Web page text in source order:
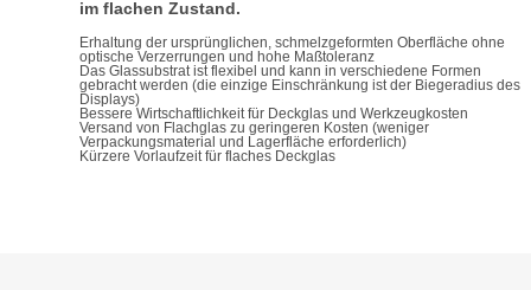
im flachen Zustand.
Erhaltung der ursprünglichen, schmelzgeformten Oberfläche ohne
optische Verzerrungen und hohe Maßtoleranz
Das Glassubstrat ist flexibel und kann in verschiedene Formen
gebracht werden (die einzige Einschränkung ist der Biegeradius des
Displays)
Bessere Wirtschaftlichkeit für Deckglas und Werkzeugkosten
Versand von Flachglas zu geringeren Kosten (weniger
Verpackungsmaterial und Lagerfläche erforderlich)
Kürzere Vorlaufzeit für flaches Deckglas